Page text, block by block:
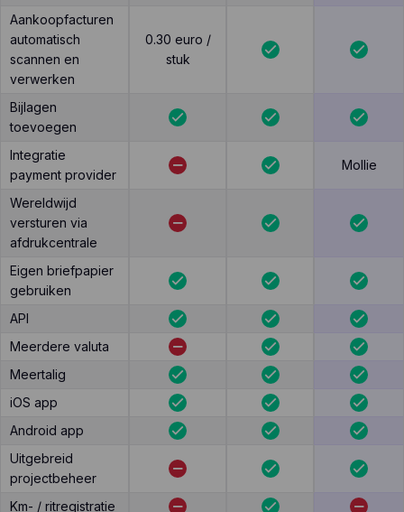
Aankoopfacturen
automatisch
scannen en
verwerken
0.30 euro /
stuk
Bijlagen
toevoegen
Integratie
payment provider
Mollie
Wereldwijd
versturen via
afdrukcentrale
Eigen briefpapier
gebruiken
API
Meerdere valuta
Meertalig
iOS app
Android app
Uitgebreid
projectbeheer
Km- / ritregistratie